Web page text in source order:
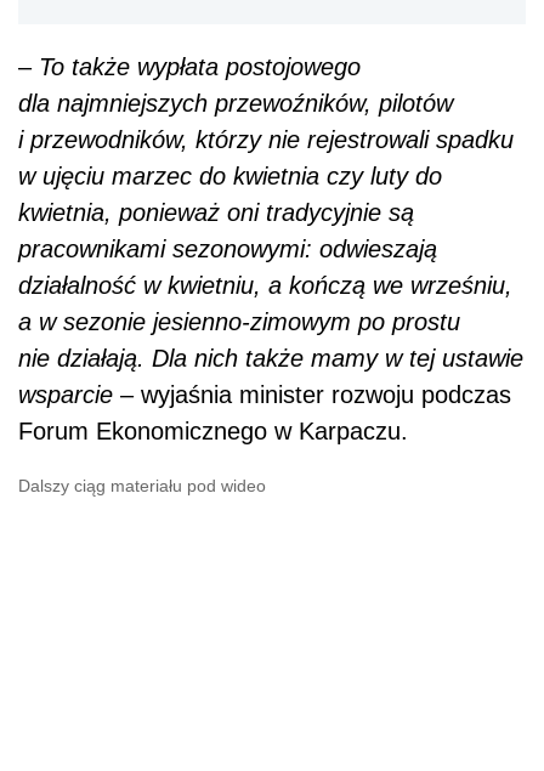
–To także wypłata postojowego
dla najmniejszych przewoźników, pilotów
i przewodników, którzy nie rejestrowali spadku
w ujęciu marzec do kwietnia czy luty do
kwietnia, ponieważ oni tradycyjnie są
pracownikami sezonowymi: odwieszają
działalność w kwietniu, a kończą we wrześniu,
a w sezonie jesienno-zimowym po prostu
nie działają. Dla nich także mamy w tej ustawie
wsparcie – wyjaśnia minister rozwoju podczas
Forum Ekonomicznego w Karpaczu.
Dalszy ciąg materiału pod wideo